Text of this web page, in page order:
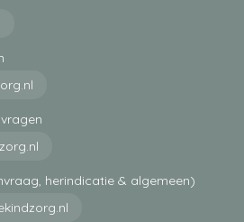
herindicatie & algemeen)